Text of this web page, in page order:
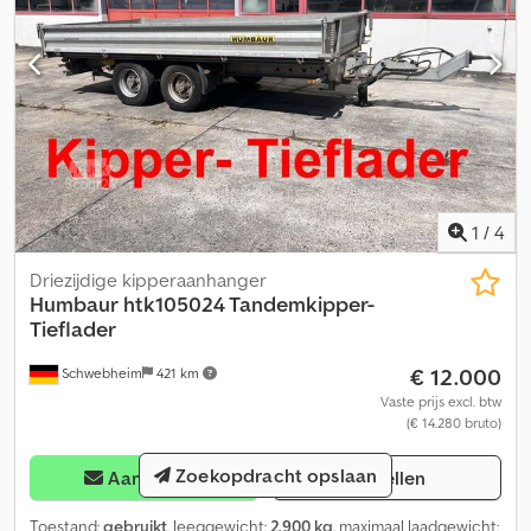
1 / 4
Schwebheim 421 km
Driezijdige kipperaanhanger
Humbaur htk105024 Tandemkipper-
Tieflader
€ 12.000
Vaste prijs excl. btw
(€ 14.280 bruto)
Aanvragen Bellen
Toestand:gebruikt, leeggewicht: 2.900 kg, maximaal laadgewicht:
Zoekopdracht opslaan